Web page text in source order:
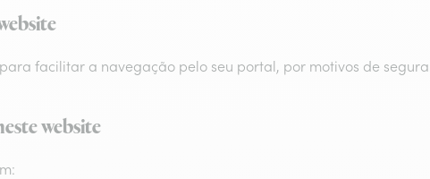
facilitar a navegação pelo seu portal, por motivos de
website